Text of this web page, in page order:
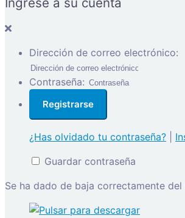
Dirección de correo electrónico:
Contraseña:
¿Has olvidado tu contraseña?
Guardar contraseña
Se ha dado de baja correctamente